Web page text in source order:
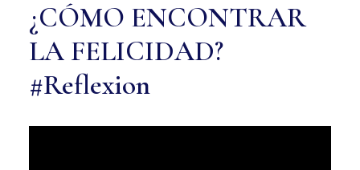
¿CÓMO ENCONTRAR
LA FELICIDAD?
#Reflexion